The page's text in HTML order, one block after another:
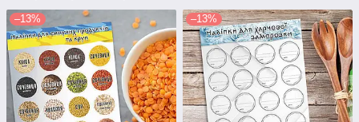
–13% –13%